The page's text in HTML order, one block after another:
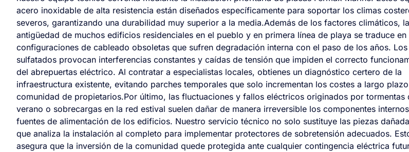
acero inoxidable de alta resistencia están diseñados específicamente para soportar los climas
severos, garantizando una durabilidad muy superior a la media.Además de los factores climáticos, la
antigüedad de muchos edificios residenciales en el pueblo y en primera línea de playa se traduce en
configuraciones de cableado obsoletas que sufren degradación interna con el paso de los años.
sulfatados provocan interferencias constantes y caídas de tensión que impiden el correcto
del abrepuertas eléctrico. Al contratar a especialistas locales, obtienes un diagnóstico certero de la
infraestructura existente, evitando parches temporales que solo incrementan los costes a largo
comunidad de propietarios.Por último, las fluctuaciones y fallos eléctricos originados por tormentas
verano o sobrecargas en la red estival suelen dañar de manera irreversible los componentes
fuentes de alimentación de los edificios. Nuestro servicio técnico no solo sustituye las piezas
que analiza la instalación al completo para implementar protectores de sobretensión adecuados.
asegura que la inversión de la comunidad quede protegida ante cualquier contingencia eléctrica